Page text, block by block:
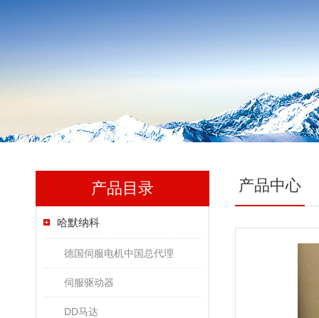
产品目录
哈默纳科
德国伺服电机中国总代理
伺服驱动器
DD马达
产品中心